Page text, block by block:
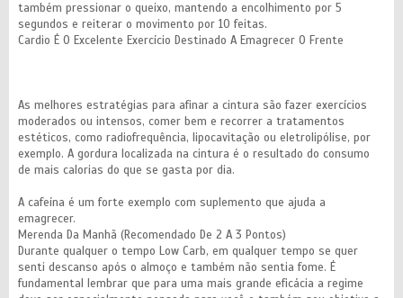
também pressionar o queixo, mantendo a encolhimento por 5
segundos e reiterar o movimento por 10 feitas.
Cardio É O Excelente Exercício Destinado A Emagrecer O Frente
As melhores estratégias para afinar a cintura são fazer exercícios
moderados ou intensos, comer bem e recorrer a tratamentos
estéticos, como radiofrequência, lipocavitação ou eletrolipólise, por
exemplo. A gordura localizada na cintura é o resultado do consumo
de mais calorias do que se gasta por dia.
A cafeína é um forte exemplo com suplemento que ajuda a
emagrecer.
Merenda Da Manhã (Recomendado De 2 A 3 Pontos)
Durante qualquer o tempo Low Carb, em qualquer tempo se quer
senti descanso após o almoço e também não sentia fome. É
fundamental lembrar que para uma mais grande eficácia a regime